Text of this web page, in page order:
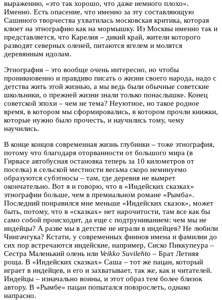
выражению, «это так хорошо, что даже немного плохо».
Именно. Есть опасение, что именно за эту составляющую
Сашиного творчества ухватилась московская критика, которая
клюет на этнографию как на мормышку. Из Москвы именно так и
представляется, что Карелия – дикий край, жители которого
разводят северных оленей, питаются ягелем и молятся
деревянным идолам.
Этнография – это вообще очень интересно, но чтобы
проникновенно и правдиво писать о жизни своего народа, надо с
детства жить этой жизнью, а мы ведь были обычные советские
школьники, о прежней жизни знали только понаслышке. Конец
советской эпохи – чем не тема? Неуютное, но такое родное
время, в котором мы сформировались, в котором прочли книжки,
которые нужно было прочесть, и научились тому, чему
научились.
В конце концов современная жизнь глубинки – тоже этнография,
потому что благодаря оторванности от большого мира (в
Гирвасе автобусная остановка теперь за 10 километров от
поселка) в сельской местности весьма скоро неминуемо
образуются субэтносы – там, где деревня не вымрет
окончательно. Вот я и говорю, что в «Индейских сказках»
этнографии больше, чем в премиальном романе «Рымба».
Последний понравился мне меньше «Индейских сказок», может
быть, потому, что в «сказках» нет нарочитости, там все как бы
само собой происходит, да еще с подтруниванием: чем мы не
индейцы? А разве мы в детстве не играли в индейцев? Не любили
Чингачгука? Кстати, у современных финнов имена и фамилии до
сих пор встречаются индейские, например, Сиско Пиккупеура –
Сестра Маленький олень или Veikko Suvilehto – Брат Летняя
роща. В «Индейских сказках» Саша – тот же пацан, который
играет в индейцев, и его и захватывает, так же, как и читателей.
Индейцы – изначально воины, и этот образ тем более близок
автору. В «Рымбе» пацан попытался повзрослеть, однако
напрасно.